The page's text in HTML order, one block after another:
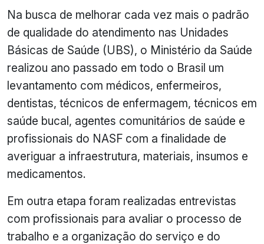
Na busca de melhorar cada vez mais o padrão
de qualidade do atendimento nas Unidades
Básicas de Saúde (UBS), o Ministério da Saúde
realizou ano passado em todo o Brasil um
levantamento com médicos, enfermeiros,
dentistas, técnicos de enfermagem, técnicos em
saúde bucal, agentes comunitários de saúde e
profissionais do NASF com a finalidade de
averiguar a infraestrutura, materiais, insumos e
medicamentos.
Em outra etapa foram realizadas entrevistas
com profissionais para avaliar o processo de
trabalho e a organização do serviço e do